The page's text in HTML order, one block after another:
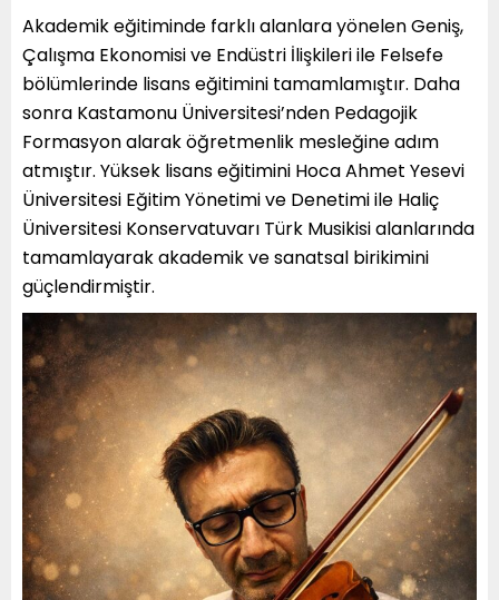
Akademik eğitiminde farklı alanlara yönelen Geniş,
Çalışma Ekonomisi ve Endüstri İlişkileri ile Felsefe
bölümlerinde lisans eğitimini tamamlamıştır. Daha
sonra Kastamonu Üniversitesi’nden Pedagojik
Formasyon alarak öğretmenlik mesleğine adım
atmıştır. Yüksek lisans eğitimini Hoca Ahmet Yesevi
Üniversitesi Eğitim Yönetimi ve Denetimi ile Haliç
Üniversitesi Konservatuvarı Türk Musikisi alanlarında
tamamlayarak akademik ve sanatsal birikimini
güçlendirmiştir.